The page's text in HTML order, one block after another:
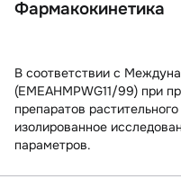
Фармакокинетика
В соответствии с
(EMEAHMPWG11/99) при
препаратов
изолированное
параметров.